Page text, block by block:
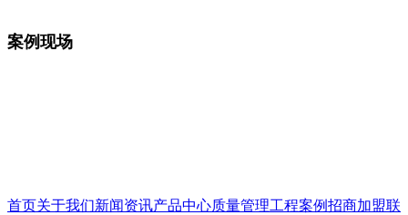
案例现场
首页关于我们新闻资讯产品中心质量管理工程案例招商加盟联